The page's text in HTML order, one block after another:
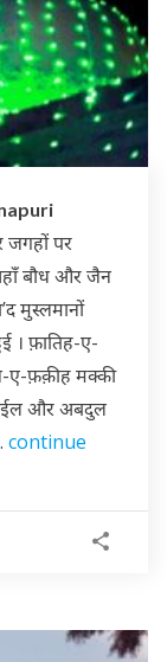
जगहों पर
बौध और जैन
मुस्लमानों
। फ़ातिह-ए-
ए-फ़क़ीह मक्की
और अबदुल
continue